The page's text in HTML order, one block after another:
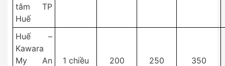
tâm TP
Huế
Huế –
Kawara
My An
1 chiều 200 250 350